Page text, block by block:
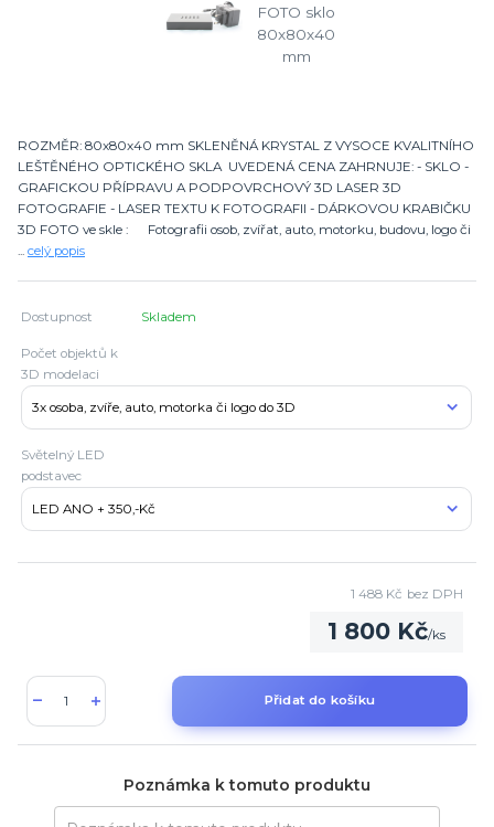
ROZMĚR: 80x80x40 mm SKLENĚNÁ KRYSTAL Z VYSOCE KVALITNÍHO
LEŠTĚNÉHO OPTICKÉHO SKLA UVEDENÁ CENA ZAHRNUJE: - SKLO -
GRAFICKOU PŘÍPRAVU A PODPOVRCHOVÝ 3D LASER 3D
FOTOGRAFIE - LASER TEXTU K FOTOGRAFII - DÁRKOVOU KRABIČKU
3D FOTO ve skle : Fotografii osob, zvířat, auto, motorku, budovu, logo či
... celý popis
Dostupnost Skladem
Počet objektů k
3D modelaci
Světelný LED
podstavec
1 800 Kč/ks
1 488 Kč bez DPH
Přidat do košíku
Poznámka k tomuto produktu